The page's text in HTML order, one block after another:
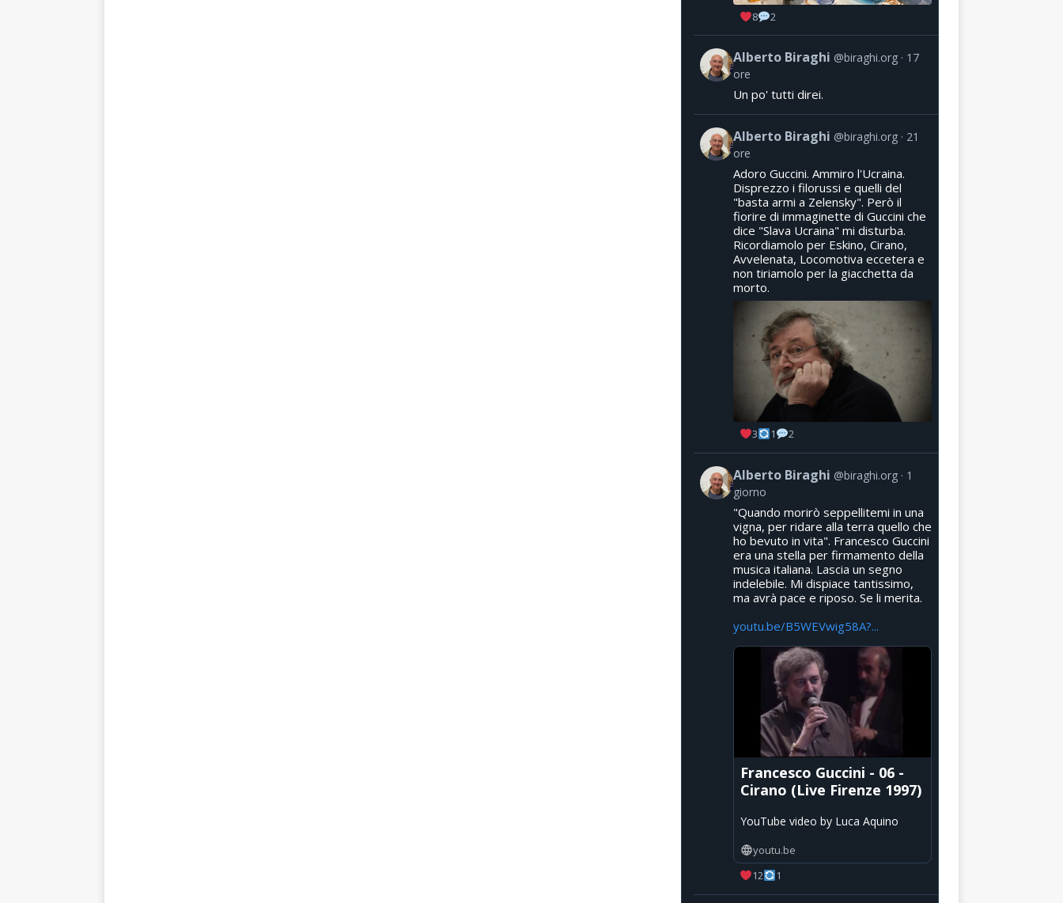
8 2
Alberto Biraghi @biraghi.org
17
ore
Un po' tutti direi.
Alberto Biraghi @biraghi.org
21
ore
Adoro Guccini. Ammiro l'Ucraina.
Disprezzo i filorussi e quelli del
"basta armi a Zelensky". Però il
fiorire di immaginette di Guccini che
dice "Slava Ucraina" mi disturba.
Ricordiamolo per Eskino, Cirano,
Avvelenata, Locomotiva eccetera e
non tiriamolo per la giacchetta da
morto.
3 1 2
Alberto Biraghi @biraghi.org
1
giorno
"Quando morirò seppellitemi in una
vigna, per ridare alla terra quello che
ho bevuto in vita". Francesco Guccini
era una stella per firmamento della
musica italiana. Lascia un segno
indelebile. Mi dispiace tantissimo,
ma avrà pace e riposo. Se li merita.
youtu.be/B5WEVwig58A?...
Francesco Guccini - 06 -
Cirano (Live Firenze 1997)
YouTube video by Luca Aquino
youtu.be
12
1